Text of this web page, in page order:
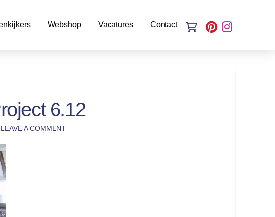
Webshop Vacatures Contact
6.12
A COMMENT